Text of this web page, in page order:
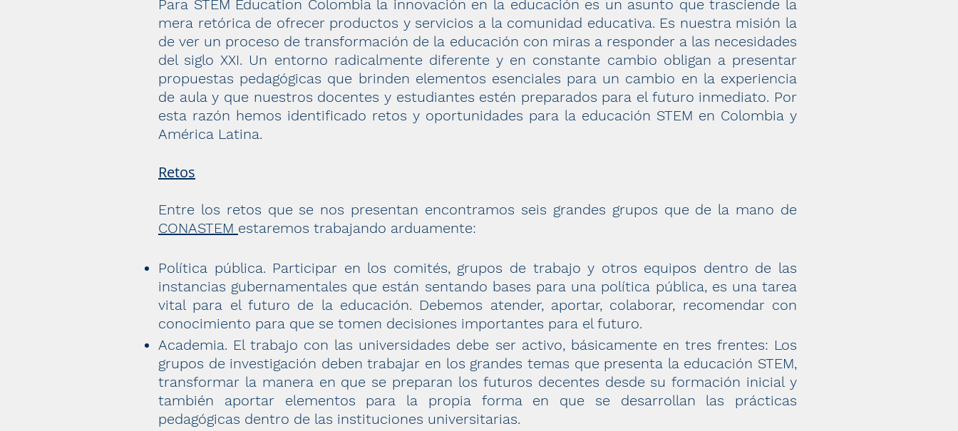
Para STEM Education Colombia la innovación en la educación es un asunto que trasciende la
mera retórica de ofrecer productos y servicios a la comunidad educativa. Es nuestra misión la
de ver un proceso de transformación de la educación con miras a responder a las necesidades
del siglo XXI. Un entorno radicalmente diferente y en constante cambio obligan a presentar
propuestas pedagógicas que brinden elementos esenciales para un cambio en la experiencia
de aula y que nuestros docentes y estudiantes estén preparados para el futuro inmediato. Por
esta razón hemos identificado retos y oportunidades para la educación STEM en Colombia y
América Latina.
Retos
Entre los retos que se nos presentan encontramos seis grandes grupos que de la mano de
CONASTEM estaremos trabajando arduamente:
Política pública. Participar en los comités, grupos de trabajo y otros equipos dentro de las
instancias gubernamentales que están sentando bases para una política pública, es una tarea
vital para el futuro de la educación. Debemos atender, aportar, colaborar, recomendar con
conocimiento para que se tomen decisiones importantes para el futuro.
Academia. El trabajo con las universidades debe ser activo, básicamente en tres frentes: Los
grupos de investigación deben trabajar en los grandes temas que presenta la educación STEM,
transformar la manera en que se preparan los futuros decentes desde su formación inicial y
también aportar elementos para la propia forma en que se desarrollan las prácticas
pedagógicas dentro de las instituciones universitarias.